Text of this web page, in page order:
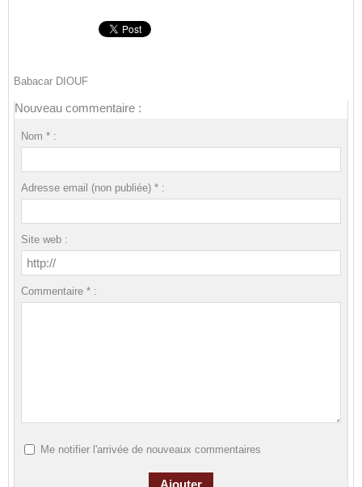
Babacar DIOUF
Nouveau commentaire :
Nom * :
Adresse email (non publiée) * :
Site web :
Commentaire * :
Me notifier l'arrivée de nouveaux commentaires